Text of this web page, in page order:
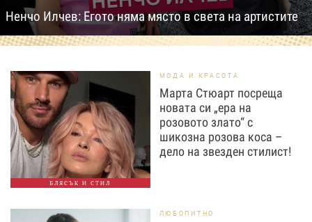
Ненчо Илчев: Егото няма място в света на артистите
БЛЯСЪК И СТИЛ
МОДА И КРАСОТА
Марта Стюарт посреща
новата си „ера на
розовото злато“ с
шикозна розова коса –
дело на звезден стилист!
ЛЮБОПИТНО